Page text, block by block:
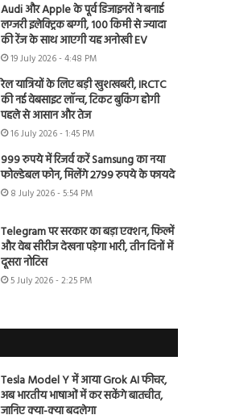
Audi और Apple के पूर्व डिजाइनरों ने बनाई
लग्जरी इलेक्ट्रिक बग्गी, 100 किमी से ज्यादा
की रेंज के साथ आएगी यह अनोखी EV
19 July 2026 - 4:48 PM
रेल यात्रियों के लिए बड़ी खुशखबरी, IRCTC
की नई वेबसाइट लॉन्च, टिकट बुकिंग होगी
पहले से आसान और तेज
16 July 2026 - 1:45 PM
999 रुपये में रिजर्व करें Samsung का नया
फोल्डेबल फोन, मिलेंगे 2799 रुपये के फायदे
8 July 2026 - 5:54 PM
Telegram पर सरकार का बड़ा एक्शन, फिल्में
और वेब सीरीज देखना पड़ेगा भारी, तीन दिनों में
दूसरा नोटिस
5 July 2026 - 2:25 PM
Tesla Model Y में आया Grok AI फीचर,
अब भारतीय भाषाओं में कर सकेंगे बातचीत,